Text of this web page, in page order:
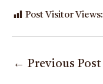
Post Visitor Views:
← Previous Post